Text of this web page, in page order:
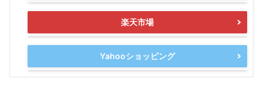
楽天市場
Yahooショッピング